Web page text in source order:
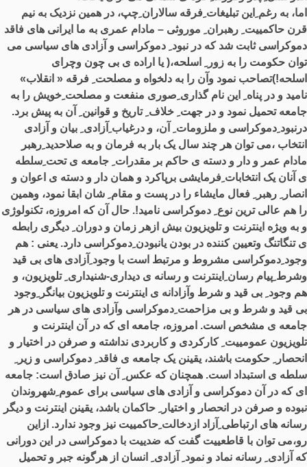
اما، به رغم ِاین تبلیغات ِفرقه سالاران ِچپ، در همین نزدیک به نیم
قرن حاکمییت ِ رهبران ِ موروثی – مادام عمری به ما ایرانی های فاقد
ِدموکراسی ثابت شد که در نبود ِ دموکراسی و آزادی های سیاسی می
توان حکومت را به زور ِ اسلحه،( یا اراده ی بی چون وچرای
اسلحه!)تصاحب نمود وآن را به دلخواه و مصلحت ِ فرقه « انقلاب»
نامید و در پناه ِ این نام گذاری ِصوری منفعت و مصلحت ِخویش را به
جامعه تحمیل نمود و در جهت ِ خلاف ِ تاریخ و قوانین ِ آن به پیش برد.
درنبود ِدموکراسی و ملزومات ِ آن، و درغیاب ِآزادی ِ بیان و آزادی
ِانتخاب ،می توان هر چند سال یک بار به فرمان و به صلاحدید ِرهبر
ِمادام عمر و دار و دسته ی حاکم بر مقدرات ِ جامعه ی تحت ِسلطه
ی آنان یک انتخابات ِفرمایشی برپاکرد و همان دار و دسته ی اعوان و
انصار ِ رهبر ِ فعال مایشاء را در پست و مقام ِ شان ابقا نمود، وهمین
را هم عالی ترین نوع ِ دموکراسی نامید!. حال آن که امروزه، تکنولوژی
و به ویژه اینترنت و تلویزیون بیش ازهر زمان و دوران ِ دیگری رابطه
ی تنگاتنگ وتعیین کننده در بودن یانبودن ِدموکراسی دارد. یعنی : هم
وجود ِدموکراسی مشروط و مرتبط است با وجود ِآزادی های بی قید
وشرط ِپیام رسان ِاینترنت و رسانه ی دیداری-شنیداری ِ تلویزیون، و
هم وجود ِ بی قید و شرط وآزادانه ی اینترنت و تلویزیون بیانگر ِوجود
ِبی قید و شرط و بی مزاحمت ِدموکراسی وآزادی های سیاسی در هر
جامعه ی مشخص است. امروزه، جامعه ای که در آن اینترنت و
تلویزیون عمومییت ِ کارکردی و کاربردی نداشته و صرفن در اختیار و
انحصار ِ حکومت باشند، یقینن یک جامعه ی فاقد ِ دموکراسی و زیر ِ
سلطه ی استبداد است. همچنان که عکس ِ آن نیز صادق است: جامعه
ای که در آن دموکراسی و آزادی های سیاسی برای عموم ِشهروندان
نبوده و صرفن در انحصار و اختیار ِ حاکمان باشد، یقینن اینترنت و دیگر
رسانه های ارتباطی ِآزاد ازدخالت ِحاکمییت نیز وجود ندارد. ازاین
رو،می توان با قاطعییت گفت که ضدییت با دموکراسی در این دورانی
که آزادی ِ رسانه نماد و نمود ِ آزادی ِ انسان از هرگونه جبر و تحمیل